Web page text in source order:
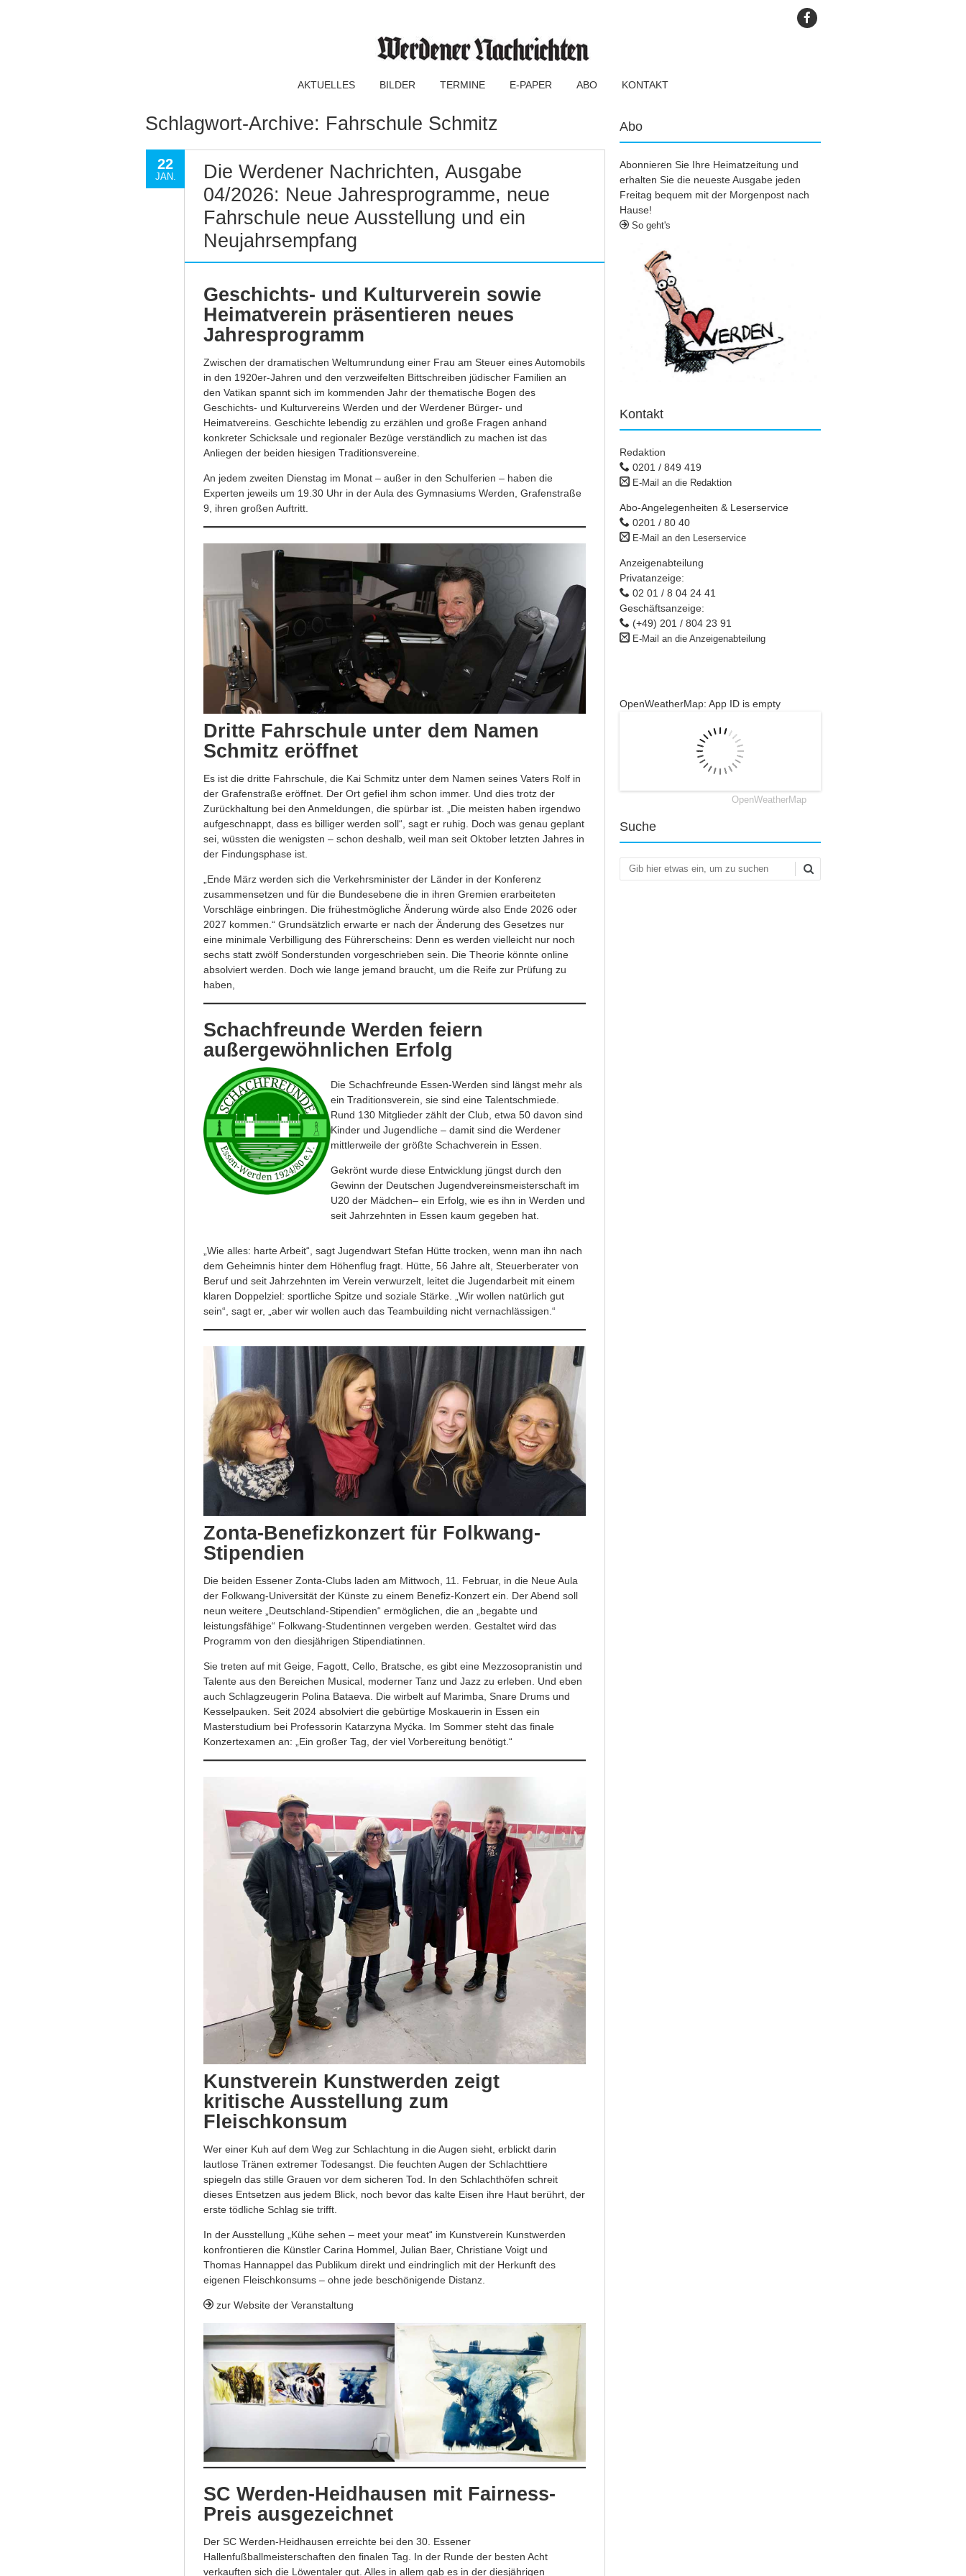
AKTUELLES BILDER TERMINE E-PAPER ABO KONTAKT
Schlagwort-Archive: Fahrschule Schmitz
22
JAN.
Die Werdener Nachrichten, Ausgabe
04/2026: Neue Jahresprogramme, neue
Fahrschule neue Ausstellung und ein
Neujahrsempfang
Geschichts- und Kulturverein sowie
Heimatverein präsentieren neues
Jahresprogramm
Zwischen der dramatischen Weltumrundung einer Frau am Steuer eines Automobils
in den 1920er-Jahren und den verzweifelten Bittschreiben jüdischer Familien an
den Vatikan spannt sich im kommenden Jahr der thematische Bogen des
Geschichts- und Kulturvereins Werden und der Werdener Bürger- und
Heimatvereins. Geschichte lebendig zu erzählen und große Fragen anhand
konkreter Schicksale und regionaler Bezüge verständlich zu machen ist das
Anliegen der beiden hiesigen Traditionsvereine.
An jedem zweiten Dienstag im Monat – außer in den Schulferien – haben die
Experten jeweils um 19.30 Uhr in der Aula des Gymnasiums Werden, Grafenstraße
9, ihren großen Auftritt.
Dritte Fahrschule unter dem Namen
Schmitz eröffnet
Es ist die dritte Fahrschule, die Kai Schmitz unter dem Namen seines Vaters Rolf in
der Grafenstraße eröffnet. Der Ort gefiel ihm schon immer. Und dies trotz der
Zurückhaltung bei den Anmeldungen, die spürbar ist. „Die meisten haben irgendwo
aufgeschnappt, dass es billiger werden soll“, sagt er ruhig. Doch was genau geplant
sei, wüssten die wenigsten – schon deshalb, weil man seit Oktober letzten Jahres in
der Findungsphase ist.
„Ende März werden sich die Verkehrsminister der Länder in der Konferenz
zusammensetzen und für die Bundesebene die in ihren Gremien erarbeiteten
Vorschläge einbringen. Die frühestmögliche Änderung würde also Ende 2026 oder
2027 kommen.“ Grundsätzlich erwarte er nach der Änderung des Gesetzes nur
eine minimale Verbilligung des Führerscheins: Denn es werden vielleicht nur noch
sechs statt zwölf Sonderstunden vorgeschrieben sein. Die Theorie könnte online
absolviert werden. Doch wie lange jemand braucht, um die Reife zur Prüfung zu
haben,
Schachfreunde Werden feiern
außergewöhnlichen Erfolg
Die Schachfreunde Essen-Werden sind längst mehr als
ein Traditionsverein, sie sind eine Talentschmiede.
Rund 130 Mitglieder zählt der Club, etwa 50 davon sind
Kinder und Jugendliche – damit sind die Werdener
mittlerweile der größte Schachverein in Essen.
Gekrönt wurde diese Entwicklung jüngst durch den
Gewinn der Deutschen Jugendvereinsmeisterschaft im
U20 der Mädchen– ein Erfolg, wie es ihn in Werden und
seit Jahrzehnten in Essen kaum gegeben hat.
„Wie alles: harte Arbeit“, sagt Jugendwart Stefan Hütte trocken, wenn man ihn nach
dem Geheimnis hinter dem Höhenflug fragt. Hütte, 56 Jahre alt, Steuerberater von
Beruf und seit Jahrzehnten im Verein verwurzelt, leitet die Jugendarbeit mit einem
klaren Doppelziel: sportliche Spitze und soziale Stärke. „Wir wollen natürlich gut
sein“, sagt er, „aber wir wollen auch das Teambuilding nicht vernachlässigen.“
Zonta-Benefizkonzert für Folkwang-
Stipendien
Die beiden Essener Zonta-Clubs laden am Mittwoch, 11. Februar, in die Neue Aula
der Folkwang-Universität der Künste zu einem Benefiz-Konzert ein. Der Abend soll
neun weitere „Deutschland-Stipendien“ ermöglichen, die an „begabte und
leistungsfähige“ Folkwang-Studentinnen vergeben werden. Gestaltet wird das
Programm von den diesjährigen Stipendiatinnen.
Sie treten auf mit Geige, Fagott, Cello, Bratsche, es gibt eine Mezzosopranistin und
Talente aus den Bereichen Musical, moderner Tanz und Jazz zu erleben. Und eben
auch Schlagzeugerin Polina Bataeva. Die wirbelt auf Marimba, Snare Drums und
Kesselpauken. Seit 2024 absolviert die gebürtige Moskauerin in Essen ein
Masterstudium bei Professorin Katarzyna Myćka. Im Sommer steht das finale
Konzertexamen an: „Ein großer Tag, der viel Vorbereitung benötigt.“
Kunstverein Kunstwerden zeigt
kritische Ausstellung zum
Fleischkonsum
Wer einer Kuh auf dem Weg zur Schlachtung in die Augen sieht, erblickt darin
lautlose Tränen extremer Todesangst. Die feuchten Augen der Schlachttiere
spiegeln das stille Grauen vor dem sicheren Tod. In den Schlachthöfen schreit
dieses Entsetzen aus jedem Blick, noch bevor das kalte Eisen ihre Haut berührt, der
erste tödliche Schlag sie trifft.
In der Ausstellung „Kühe sehen – meet your meat“ im Kunstverein Kunstwerden
konfrontieren die Künstler Carina Hommel, Julian Baer, Christiane Voigt und
Thomas Hannappel das Publikum direkt und eindringlich mit der Herkunft des
eigenen Fleischkonsums – ohne jede beschönigende Distanz.
zur Website der Veranstaltung
SC Werden-Heidhausen mit Fairness-
Preis ausgezeichnet
Der SC Werden-Heidhausen erreichte bei den 30. Essener
Hallenfußballmeisterschaften den finalen Tag. In der Runde der besten Acht
verkauften sich die Löwentaler gut. Alles in allem gab es in der diesjährigen
Abo
Abonnieren Sie Ihre Heimatzeitung und
erhalten Sie die neueste Ausgabe jeden
Freitag bequem mit der Morgenpost nach
Hause!
So geht's
Kontakt
Redaktion
0201 / 849 419
E-Mail an die Redaktion
Abo-Angelegenheiten & Leserservice
0201 / 80 40
E-Mail an den Leserservice
Anzeigenabteilung
Privatanzeige:
02 01 / 8 04 24 41
Geschäftsanzeige:
(+49) 201 / 804 23 91
E-Mail an die Anzeigenabteilung
OpenWeatherMap: App ID is empty
OpenWeatherMap
Suche
Suchen